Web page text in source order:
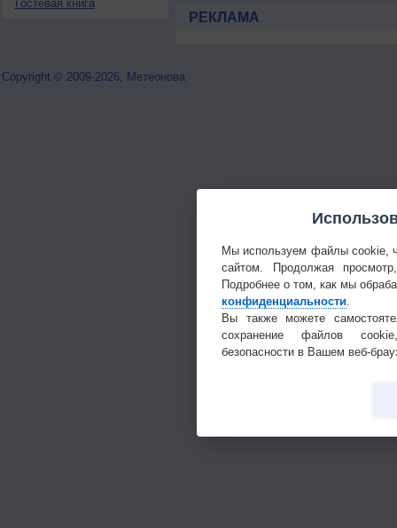
Гостевая книга
РЕКЛАМА
Copyright © 2009-2026, Метеонова
Мы используем файлы cookie,
сайтом. Продолжая
Подробнее о том, как мы
конфиденциальности
Вы также можете
сохранение файлов
безопасности в Вашем веб-